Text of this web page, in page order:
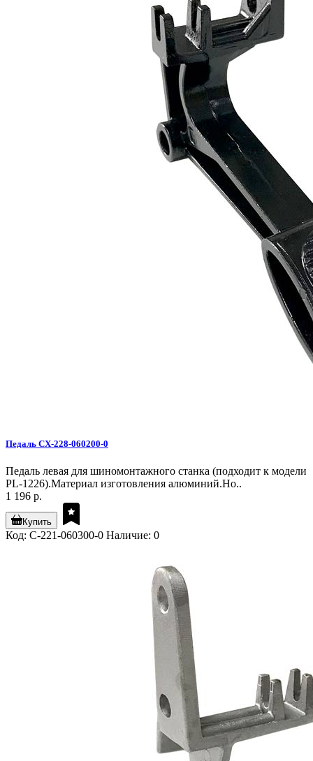
Педаль CX-228-060200-0
Педаль левая для шиномонтажного станка (подходит к модели
PL-1226).Материал изготовления алюминий.Но..
1 196 р.
Купить
Код: C-221-060300-0 Наличие: 0